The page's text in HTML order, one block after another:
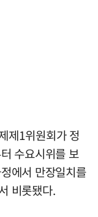
제1위원회가 정
수요시위를 보
에서 만장일치를
비롯됐다.